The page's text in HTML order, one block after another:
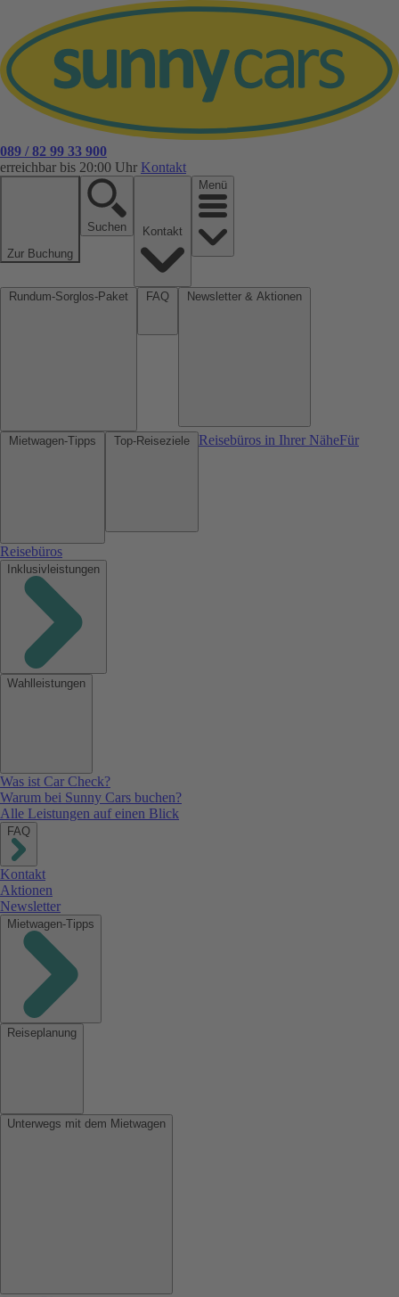
089 / 82 99 33 900
erreichbar bis 20:00 Uhr Kontakt
Zur Buchung
Suchen
Menü
Reisebüros in Ihrer NäheFür
Reisebüros
Inklusivleistungen
Wahlleistungen
Was ist Car Check?
Warum bei Sunny Cars buchen?
Alle Leistungen auf einen Blick
FAQ
Kontakt
Aktionen
Newsletter
Mietwagen-Tipps
Reiseplanung
Unterwegs mit dem Mietwagen